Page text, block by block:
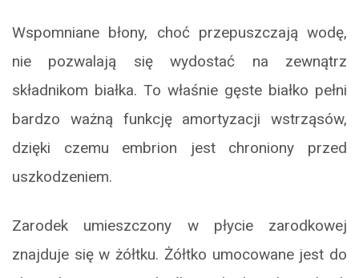
Wspomniane błony, choć przepuszczają wodę,
nie pozwalają się wydostać na zewnątrz
składnikom białka. To właśnie gęste białko pełni
bardzo ważną funkcję amortyzacji wstrząsów,
dzięki czemu embrion jest chroniony przed
uszkodzeniem.
Zarodek umieszczony w płycie zarodkowej
znajduje się w żółtku. Żółtko umocowane jest do